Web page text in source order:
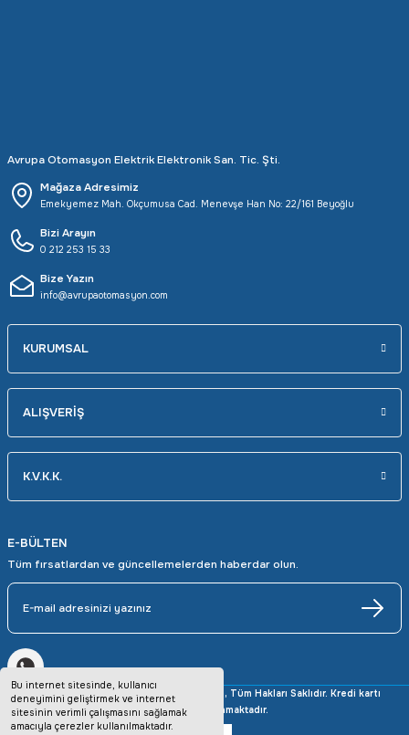
Bu internet sitesinde, kullanıcı
deneyimini geliştirmek ve internet
sitesinin verimli çalışmasını sağlamak
amacıyla çerezler kullanılmaktadır.
Avrupa Otomasyon Elektrik Elektronik San. Tic. Şti.
Mağaza Adresimiz
Emekyemez Mah. Okçumusa Cad. Menevşe Han No: 22/161 Beyoğlu
Bizi Arayın
0 212 253 15 33
Bize Yazın
info@avrupaotomasyon.com
KURUMSAL
ALIŞVERİŞ
K.V.K.K.
E-BÜLTEN
Tüm fırsatlardan ve güncellemelerden haberdar olun.
Copyright © 2025 avrupaotomasyon.com, Tüm Hakları Saklıdır. Kredi kartı
bilgileriniz 256bit SSL sertifikası ile korunmaktadır.